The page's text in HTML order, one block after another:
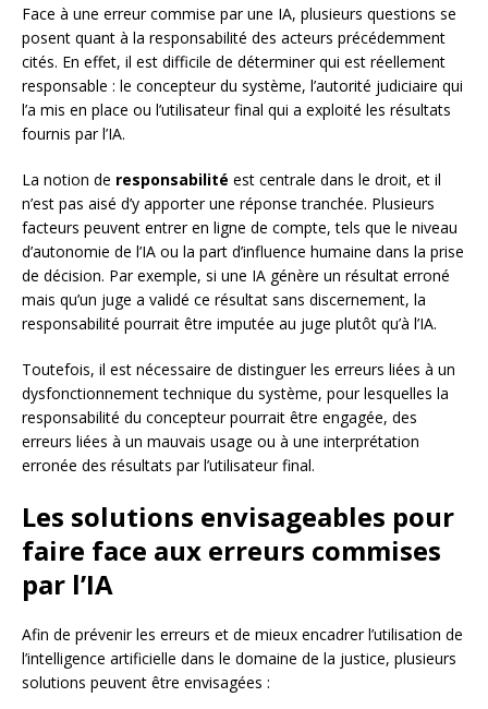
Face à une erreur commise par une IA, plusieurs questions se
posent quant à la responsabilité des acteurs précédemment
cités. En effet, il est difficile de déterminer qui est réellement
responsable : le concepteur du système, l’autorité judiciaire qui
l’a mis en place ou l’utilisateur final qui a exploité les résultats
fournis par l’IA.
La notion de responsabilité est centrale dans le droit, et il
n’est pas aisé d’y apporter une réponse tranchée. Plusieurs
facteurs peuvent entrer en ligne de compte, tels que le niveau
d’autonomie de l’IA ou la part d’influence humaine dans la prise
de décision. Par exemple, si une IA génère un résultat erroné
mais qu’un juge a validé ce résultat sans discernement, la
responsabilité pourrait être imputée au juge plutôt qu’à l’IA.
Toutefois, il est nécessaire de distinguer les erreurs liées à un
dysfonctionnement technique du système, pour lesquelles la
responsabilité du concepteur pourrait être engagée, des
erreurs liées à un mauvais usage ou à une interprétation
erronée des résultats par l’utilisateur final.
Les solutions envisageables pour
faire face aux erreurs commises
par l’IA
Afin de prévenir les erreurs et de mieux encadrer l’utilisation de
l’intelligence artificielle dans le domaine de la justice, plusieurs
solutions peuvent être envisagées :